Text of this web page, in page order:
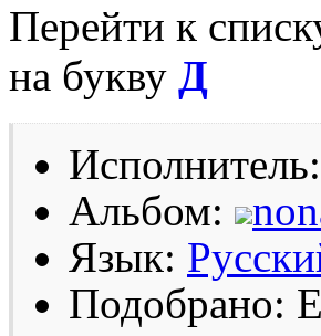
Перейти к
на букву Д
Исполнитель:
Альбом:
Язык:
Подобрано: